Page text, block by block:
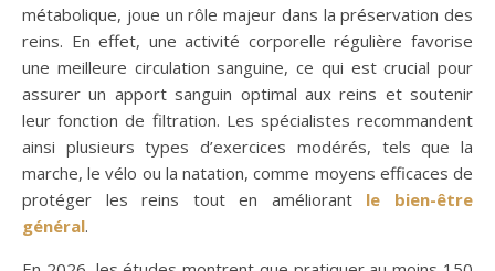
métabolique, joue un rôle majeur dans la préservation des
reins. En effet, une activité corporelle régulière favorise
une meilleure circulation sanguine, ce qui est crucial pour
assurer un apport sanguin optimal aux reins et soutenir
leur fonction de filtration. Les spécialistes recommandent
ainsi plusieurs types d’exercices modérés, tels que la
marche, le vélo ou la natation, comme moyens efficaces de
protéger les reins tout en améliorantle bien-être
général.